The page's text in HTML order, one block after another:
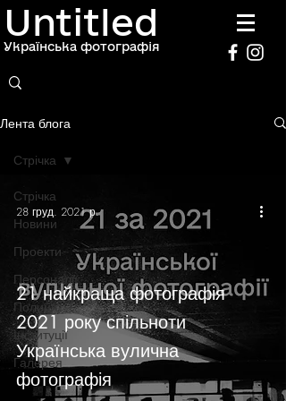
Untitled
Українська фотографія
Лента блога
Стрічка
Новини
Проекти
Персоналії
Полиця
Інституції
Галерея
Стрічка
21 найкраща фотографія
2021 року спільноти
Українська вулична
фотографія
28 груд. 2021 р.